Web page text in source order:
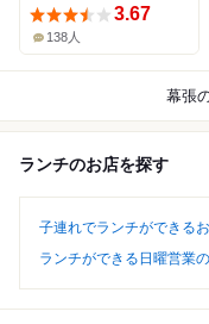
3.67
138人
幕張
ランチのお店を探す
子連れでランチができる
ランチができる日曜営業